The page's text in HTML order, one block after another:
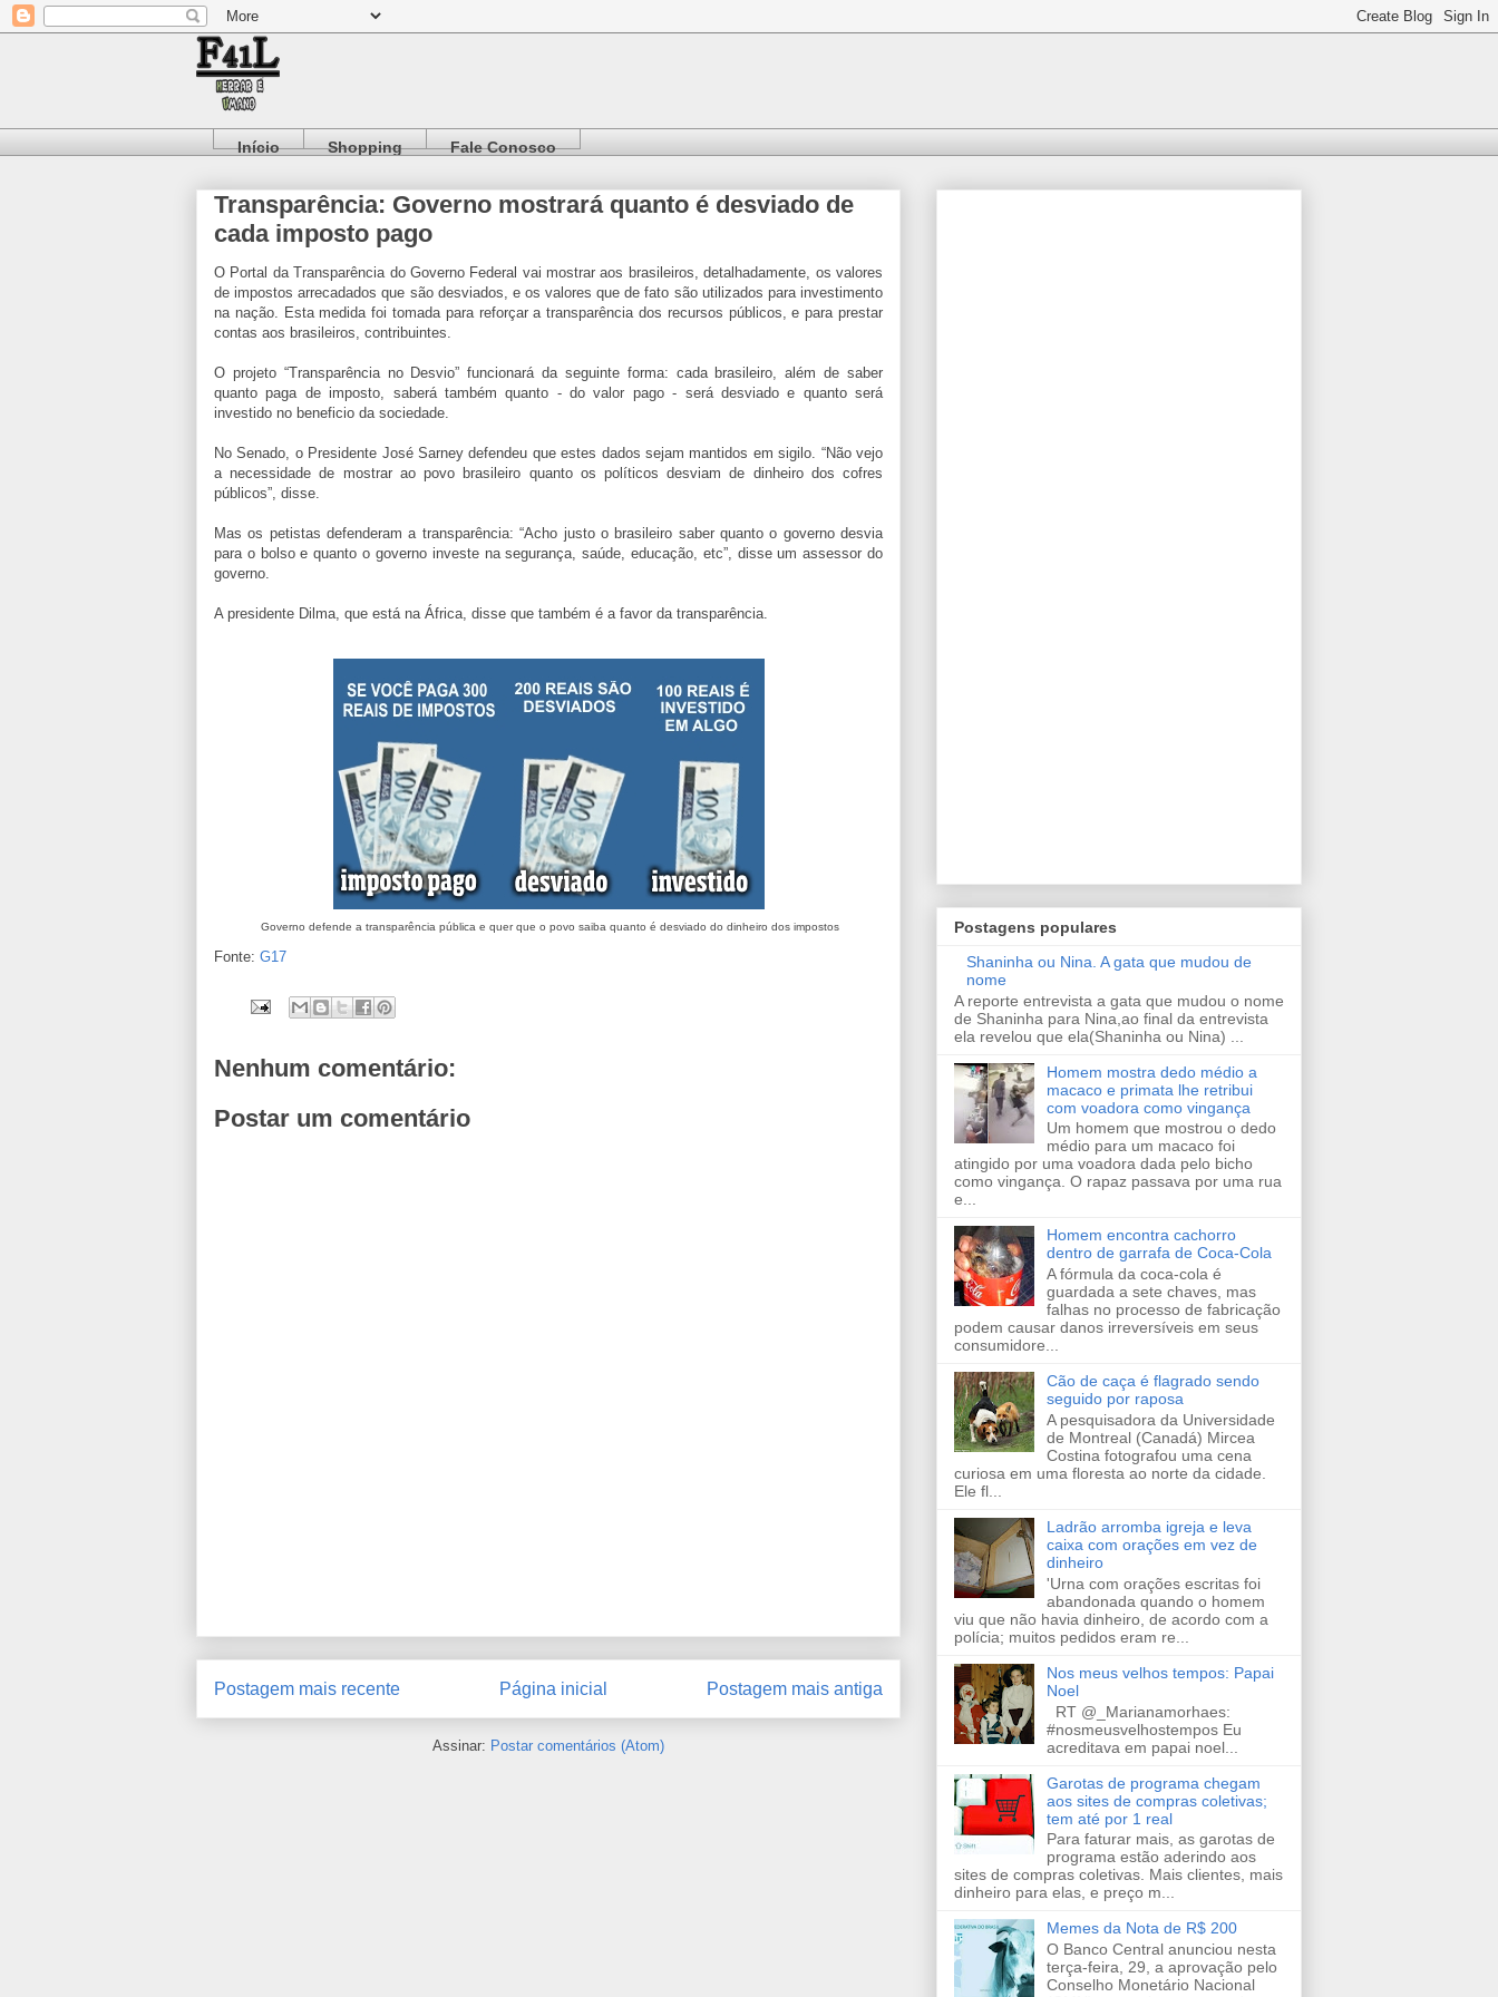
Início Shopping Fale Conosco
Transparência: Governo mostrará quanto é desviado de
cada imposto pago
O Portal da Transparência do Governo Federal vai mostrar aos brasileiros, detalhadamente, os valores
de impostos arrecadados que são desviados, e os valores que de fato são utilizados para investimento
na nação. Esta medida foi tomada para reforçar a transparência dos recursos públicos, e para prestar
contas aos brasileiros, contribuintes.
O projeto “Transparência no Desvio” funcionará da seguinte forma: cada brasileiro, além de saber
quanto paga de imposto, saberá também quanto - do valor pago - será desviado e quanto será
investido no beneficio da sociedade.
No Senado, o Presidente José Sarney defendeu que estes dados sejam mantidos em sigilo. “Não vejo
a necessidade de mostrar ao povo brasileiro quanto os políticos desviam de dinheiro dos cofres
públicos”, disse.
Mas os petistas defenderam a transparência: “Acho justo o brasileiro saber quanto o governo desvia
para o bolso e quanto o governo investe na segurança, saúde, educação, etc”, disse um assessor do
governo.
A presidente Dilma, que está na África, disse que também é a favor da transparência.
Governo defende a transparência pública e quer que o povo saiba quanto é desviado do dinheiro dos impostos
Fonte: G17
Nenhum comentário:
Postar um comentário
Postagem mais recente Postagem mais antiga
Página inicial
Assinar: Postar comentários (Atom)
Postagens populares
Shaninha ou Nina. A gata que mudou de
nome
A reporte entrevista a gata que mudou o nome
de Shaninha para Nina,ao final da entrevista
ela revelou que ela(Shaninha ou Nina) ...
Homem mostra dedo médio a
macaco e primata lhe retribui
com voadora como vingança
Um homem que mostrou o dedo
médio para um macaco foi
atingido por uma voadora dada pelo bicho
como vingança. O rapaz passava por uma rua
e...
Homem encontra cachorro
dentro de garrafa de Coca-Cola
A fórmula da coca-cola é
guardada a sete chaves, mas
falhas no processo de fabricação
podem causar danos irreversíveis em seus
consumidore...
Cão de caça é flagrado sendo
seguido por raposa
A pesquisadora da Universidade
de Montreal (Canadá) Mircea
Costina fotografou uma cena
curiosa em uma floresta ao norte da cidade.
Ele fl...
Ladrão arromba igreja e leva
caixa com orações em vez de
dinheiro
'Urna com orações escritas foi
abandonada quando o homem
viu que não havia dinheiro, de acordo com a
polícia; muitos pedidos eram re...
Nos meus velhos tempos: Papai
Noel
RT @_Marianamorhaes:
#nosmeusvelhostempos Eu
acreditava em papai noel...
Garotas de programa chegam
aos sites de compras coletivas;
tem até por 1 real
Para faturar mais, as garotas de
programa estão aderindo aos
sites de compras coletivas. Mais clientes, mais
dinheiro para elas, e preço m...
Memes da Nota de R$ 200
O Banco Central anunciou nesta
terça-feira, 29, a aprovação pelo
Conselho Monetário Nacional